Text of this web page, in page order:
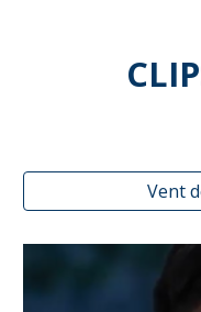
Vent